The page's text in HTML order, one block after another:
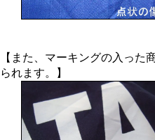
【また、マーキングの入った
られます。】